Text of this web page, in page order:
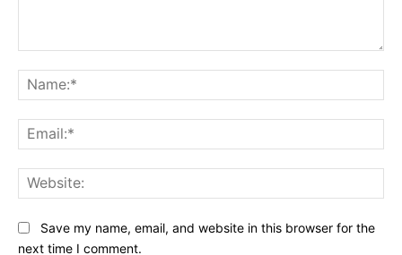
Save my name, email, and website in this browser for the
next time I comment.